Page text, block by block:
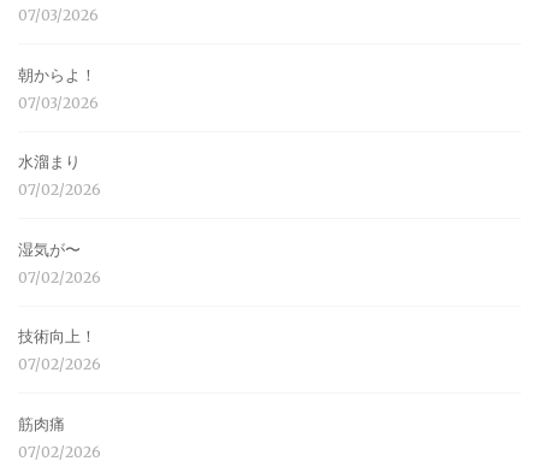
07/03/2026
朝からよ！
07/03/2026
水溜まり
07/02/2026
湿気が〜
07/02/2026
技術向上！
07/02/2026
筋肉痛
07/02/2026